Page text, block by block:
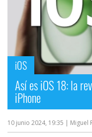
iOS
Así es iOS 18: la
iPhone
10 junio 2024, 19:35 | Miguel